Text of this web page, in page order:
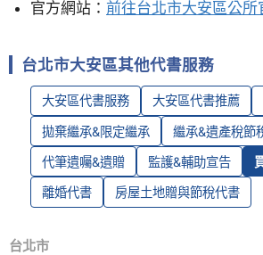
官方網站： 前往台北市大安區公所
台北市大安區其他代書服務
大安區代書服務 大安區代書推薦
拋棄繼承&限定繼承 繼承&遺產稅節
代筆遺囑&遺贈 監護&輔助宣告
離婚代書 房屋土地贈與節稅代書
台北市